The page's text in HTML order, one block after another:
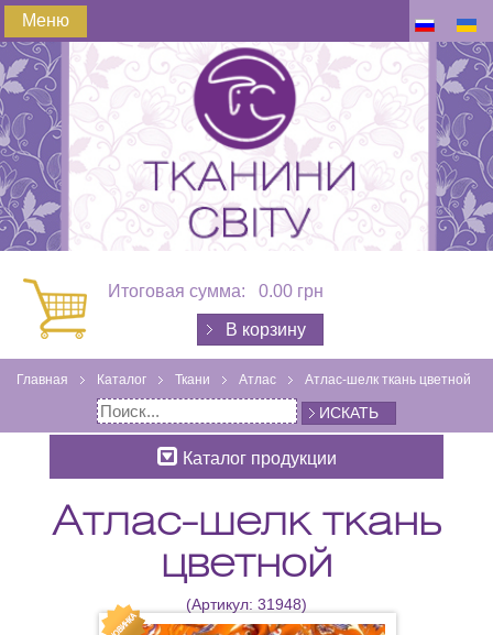
Меню
Итоговая сумма: 0.00 грн
В корзину
Главная Каталог Ткани Атлас Атлас-шелк ткань цветной
ИСКАТЬ
Каталог продукции
Атлас-шелк ткань
цветной
(Артикул: 31948)